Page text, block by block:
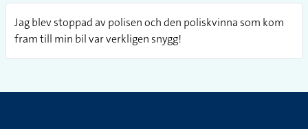
Jag blev stoppad av polisen och den poliskvinna som kom
fram till min bil var verkligen snygg!